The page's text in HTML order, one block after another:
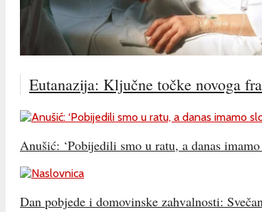
Eutanazija: Ključne točke novoga
Anušić: ‘Pobijedili smo u ratu, a danas
Dan pobjede i domovinske zahvalnosti: